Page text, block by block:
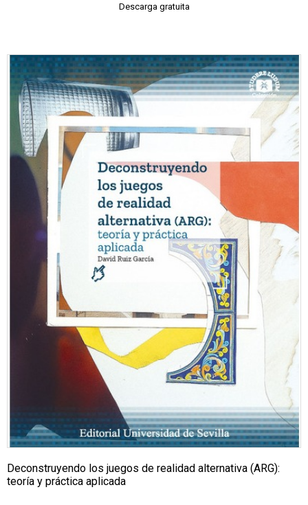
Descarga gratuita
Deconstruyendo los juegos de realidad alternativa (ARG):
teoría y práctica aplicada